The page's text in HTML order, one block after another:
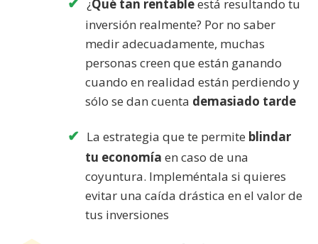
¿Qué tan rentableestá resultando tu
inversión realmente? Por no saber
medir adecuadamente, muchas
personas creen que están ganando
cuando en realidad están perdiendo y
sólo se dan cuenta demasiado tarde
La estrategia que te permite blindar
tu economía en caso de una
coyuntura. Impleméntala si quieres
evitar una caída drástica en el valor de
tus inversiones